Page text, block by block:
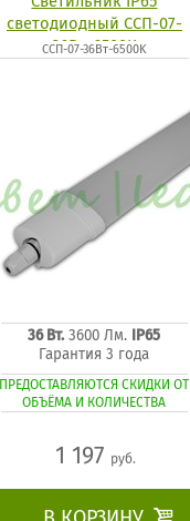
светодиодный ССП-07-
36Вт-6500K
ССП-07-36Вт-6500K
36 Вт. 3600 Лм.
IP65
Гарантия 3 года
ПРЕДОСТАВЛЯЮТСЯ СКИДКИ ОТ
ОБЪЁМА И КОЛИЧЕСТВА
1 197 руб.
